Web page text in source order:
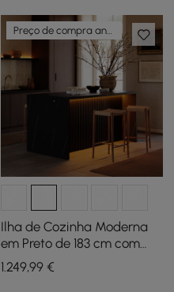
Preço de compra antecipada
Ilha de Cozinha Moderna
em Preto de 183 cm com
Arrumação, Luz LED e
Bordo em Cascata
1.249,99€